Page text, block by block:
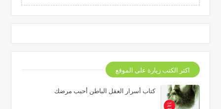
اكثر الكتب زيارة على الموقع
كتاب أسرار العقل الباطن أحبب مرضك